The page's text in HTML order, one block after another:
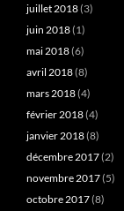
juillet 2018(3)
juin 2018(1)
mai 2018(6)
avril 2018(8)
mars 2018(4)
février 2018(4)
janvier 2018(8)
décembre 2017(2)
novembre 2017(5)
octobre 2017(8)